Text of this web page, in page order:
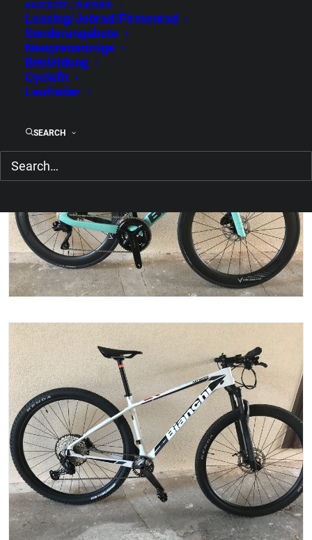
ANGEBOTE / ZUBEHÖR
Leasing/Jobrad/Firmenrad
Sonderangebote
Neoprenanzüge
Bekleidung
Cyclefit
Laufräder
SEARCH